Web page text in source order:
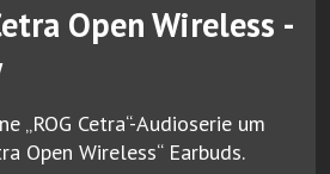
Open Wireless -
„ROG Cetra“-Audioserie um
Open Wireless“ Earbuds.